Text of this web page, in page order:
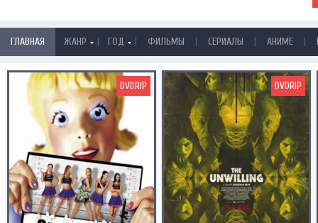
ГЛАВНАЯ ЖАНР | ГОД | ФИЛЬМЫ | СЕРИАЛЫ | АНИМЕ |
DVDRIP DVDRIP